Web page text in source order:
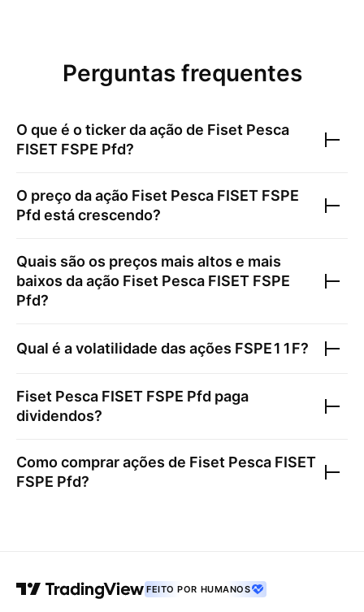
Perguntas frequentes
O que é o ticker da ação de Fiset Pesca
FISET FSPE Pfd?
O preço da ação Fiset Pesca FISET FSPE
Pfd está crescendo?
Quais são os preços mais altos e mais
baixos da ação Fiset Pesca FISET FSPE
Pfd?
Qual é a volatilidade das ações FSPE11F?
Fiset Pesca FISET FSPE Pfd paga
dividendos?
Como comprar ações de Fiset Pesca FISET
FSPE Pfd?
FEITO POR HUMANOS